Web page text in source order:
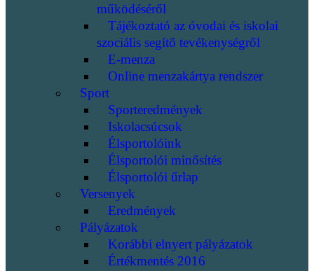
működéséről
Tájékoztató az óvodai és iskolai
szociális segítő tevékenységről
E-menza
Online menzakártya rendszer
Sport
Sporteredmények
Iskolacsúcsok
Élsportolóink
Élsportolói minősítés
Élsportolói űrlap
Versenyek
Eredmények
Pályázatok
Korábbi elnyert pályázatok
Értékmentés 2016